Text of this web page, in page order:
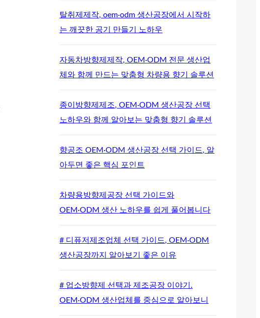
탈취제제작, oem·odm 생산공장에서 시작하
는 깨끗한 공기 만들기 노하우
자동차방향제제작, OEM·ODM 전문 생산업
체와 함께 만드는 맞춤형 차량용 향기 솔루션
종이방향제제조, OEM·ODM 생산공장 선택
노하우와 함께 알아보는 맞춤형 향기 솔루션
향공조 OEM·ODM 생산공장 선택 가이드, 알
아두면 좋은 핵심 포인트
차량용방향제공장 선택 가이드와
OEM·ODM 생산 노하우를 쉽게 풀어봅니다
# 디퓨저제조업체 선택 가이드, OEM·ODM
생산공장까지 알아보기 좋은 이유
# 업소방향제 선택과 제조공장 이야기.
OEM·ODM 생산업체를 중심으로 알아보니